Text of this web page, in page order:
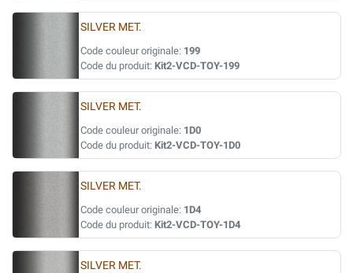
SILVER MET.
Code couleur originale: 199
Code du produit: Kit2-VCD-TOY-199
SILVER MET.
Code couleur originale: 1D0
Code du produit: Kit2-VCD-TOY-1D0
SILVER MET.
Code couleur originale: 1D4
Code du produit: Kit2-VCD-TOY-1D4
SILVER MET.